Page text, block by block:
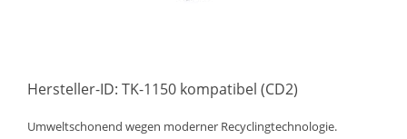
Hersteller-ID: TK-1150 kompatibel (CD2)
Umweltschonend wegen moderner Recyclingtechnologie.